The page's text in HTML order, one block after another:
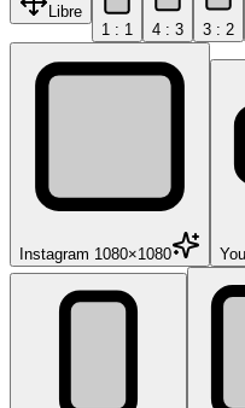
Libre
1 : 1
4 : 3 3 : 2
Instagram 1080×1080